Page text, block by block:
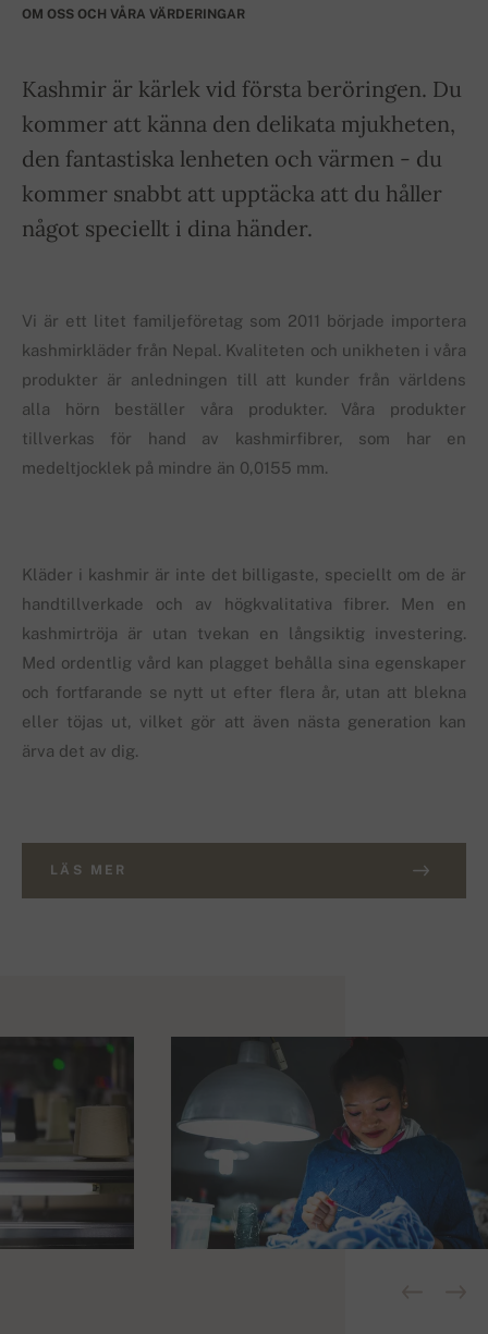
OM OSS OCH VÅRA VÄRDERINGAR
Kashmir är kärlek vid första beröringen. Du
kommer att känna den delikata mjukheten,
den fantastiska lenheten och värmen - du
kommer snabbt att upptäcka att du håller
något speciellt i dina händer.
Vi är ett litet familjeföretag som 2011 började importera
kashmirkläder från Nepal. Kvaliteten och unikheten i våra
produkter är anledningen till att kunder från världens
alla hörn beställer våra produkter. Våra produkter
tillverkas för hand av kashmirfibrer, som har en
medeltjocklek på mindre än 0,0155 mm.
Kläder i kashmir är inte det billigaste, speciellt om de är
handtillverkade och av högkvalitativa fibrer. Men en
kashmirtröja är utan tvekan en långsiktig investering.
Med ordentlig vård kan plagget behålla sina egenskaper
och fortfarande se nytt ut efter flera år, utan att blekna
eller töjas ut, vilket gör att även nästa generation kan
ärva det av dig.
LÄS MER